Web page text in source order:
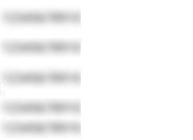
12345678910
12345678910
12345678910
12345678910
12345678910